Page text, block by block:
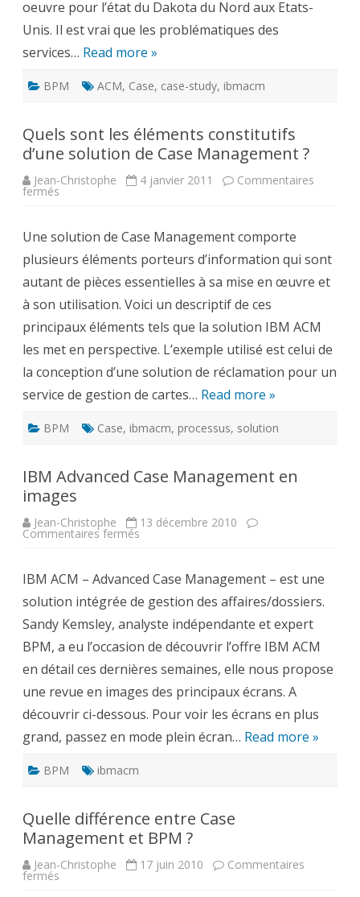
oeuvre pour l’état du Dakota du Nord aux Etats-
Unis. Il est vrai que les problématiques des
services… Read more »
BPM ACM, Case, case-study, ibmacm
Quels sont les éléments constitutifs
d’une solution de Case Management ?
Jean-Christophe 4 janvier 2011 Commentaires
fermés
éléments
constitutifs
d’une
solution
de
Case
Management
?
Une solution de Case Management comporte
plusieurs éléments porteurs d’information qui sont
autant de pièces essentielles à sa mise en œuvre et
à son utilisation. Voici un descriptif de ces
principaux éléments tels que la solution IBM ACM
les met en perspective. L’exemple utilisé est celui de
la conception d’une solution de réclamation pour un
service de gestion de cartes… Read more »
BPM Case, ibmacm, processus, solution
IBM Advanced Case Management en
images
Jean-Christophe 13 décembre 2010
Commentaires fermés
Management
en
images
IBM ACM – Advanced Case Management – est une
solution intégrée de gestion des affaires/dossiers.
Sandy Kemsley, analyste indépendante et expert
BPM, a eu l’occasion de découvrir l’offre IBM ACM
en détail ces dernières semaines, elle nous propose
une revue en images des principaux écrans. A
découvrir ci-dessous. Pour voir les écrans en plus
grand, passez en mode plein écran… Read more »
BPM ibmacm
Quelle différence entre Case
Management et BPM ?
Jean-Christophe 17 juin 2010 Commentaires
fermés